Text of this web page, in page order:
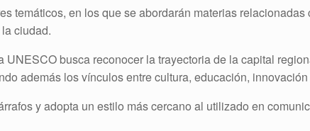
temáticos, en los que se abordarán materias relacionadas
ciudad.
busca reconocer la trayectoria de la capital
además los vínculos entre cultura, educación,
y adopta un estilo más cercano al utilizado en